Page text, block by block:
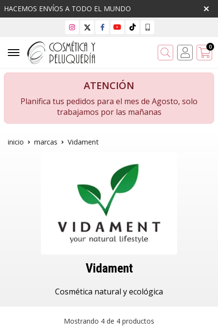
HACEMOS ENVÍOS A TODO EL MUNDO
Buscar 0
ATENCIÓN
Planifica tus pedidos para el mes de Agosto, solo
trabajamos por las mañanas
inicio marcas Vidament
Vidament
Cosmética natural y ecológica
Mostrando 4 de 4 productos